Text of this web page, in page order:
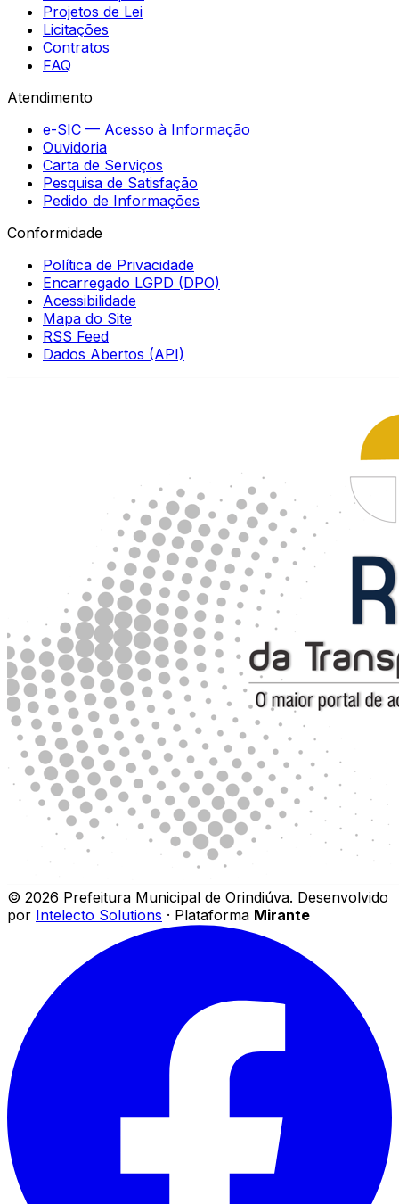
Projetos de Lei
Licitações
Contratos
FAQ
Atendimento
e-SIC — Acesso à Informação
Ouvidoria
Carta de Serviços
Pesquisa de Satisfação
Pedido de Informações
Conformidade
Política de Privacidade
Encarregado LGPD (DPO)
Acessibilidade
Mapa do Site
RSS Feed
Dados Abertos (API)
© 2026 Prefeitura Municipal de Orindiúva. Desenvolvido
por Intelecto Solutions · Plataforma Mirante